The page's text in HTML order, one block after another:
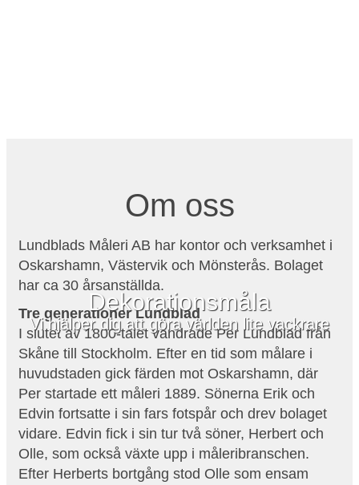
Dekorationsmåla
Vi hjälper dig att göra världen lite vackrare
Om oss
Lundblads Måleri AB har kontor och verksamhet i
Oskarshamn, Västervik och Mönsterås. Bolaget
har ca 30 årsanställda.
Tre generationer Lundblad
I slutet av 1800-talet vandrade Per Lundblad från
Skåne till Stockholm. Efter en tid som målare i
huvudstaden gick färden mot Oskarshamn, där
Per startade ett måleri 1889. Sönerna Erik och
Edvin fortsatte i sin fars fotspår och drev bolaget
vidare. Edvin fick i sin tur två söner, Herbert och
Olle, som också växte upp i måleribranschen.
Efter Herberts bortgång stod Olle som ensam